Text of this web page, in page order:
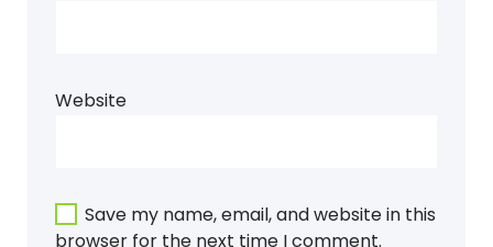
Website
Save my name, email, and website in this
browser for the next time I comment.